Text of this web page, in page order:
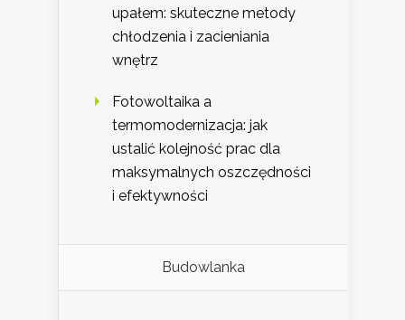
upałem: skuteczne metody
chłodzenia i zacieniania
wnętrz
Fotowoltaika a
termomodernizacja: jak
ustalić kolejność prac dla
maksymalnych oszczędności
i efektywności
Budowlanka